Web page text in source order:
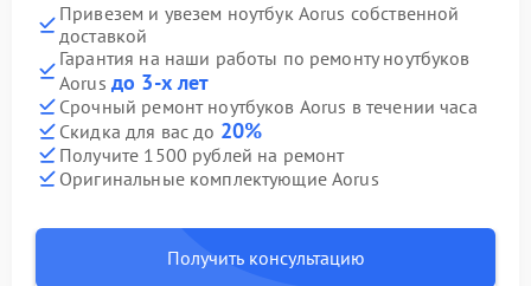
Привезем и увезем ноутбук Aorus собственной
доставкой
Гарантия на наши работы по ремонту ноутбуков
Aorus до 3-х лет
Срочный ремонт ноутбуков Aorus в течении часа
Скидка для вас до 20%
Получите 1500 рублей на ремонт
Оригинальные комплектующие Aorus
Получить консультацию